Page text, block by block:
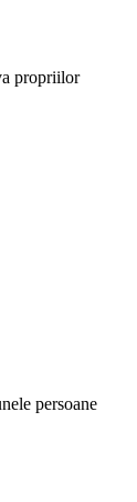
propriilor
persoane